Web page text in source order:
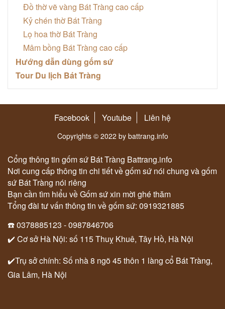
Đồ thờ vẽ vàng Bát Tràng cao cấp
Kỷ chén thờ Bát Tràng
Lọ hoa thờ Bát Tràng
Mâm bồng Bát Tràng cao cấp
Hướng dẫn dùng gốm sứ
Tour Du lịch Bát Tràng
Facebook Youtube Liên hệ
Copyrights © 2022 by battrang.info
Cổng thông tin gốm sứ Bát Tràng Battrang.info
Nơi cung cấp thông tin chi tiết về gốm sứ nói chung và gốm
sứ Bát Tràng nói riêng
Bạn cần tìm hiểu về Gốm sứ xin mời ghé thăm
Tổng đài tư vấn thông tin về gốm sứ: 0919321885
☎️ 0378885123 - 0987846706
✔️ Cơ sở Hà Nội: số 115 Thuỵ Khuê, Tây Hồ, Hà Nội
✔️Trụ sở chính: Số nhà 8 ngõ 45 thôn 1 làng cổ Bát Tràng,
Gia Lâm, Hà Nội